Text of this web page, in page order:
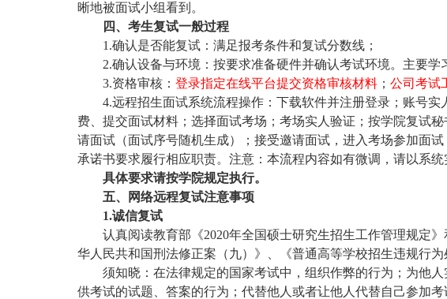
晰地被面试小组看到。
四、考生复试一般过程
1.确认是否能复试：满足报考条件和复试分数线；
2.确认设备与环境：按要求准备硬件并确认考试环境。主要
3.资格审核： 登录指定在线平台提交资格审核材料 ； 公司考试
4.远程招生面试系统流程操作：下载软件并注册登录；账号
费、提交面试材料；选择面试考场；考场实人验证；按学院复试
请面试（面试序号随机生成）；接受邀请面试，进入考场参加面
承诺书要求履行相应职责。注意：本流程内容如有微调，请以系统
具体要求请按学院规定执行。
五、网络远程复试注意事项
1.诚信复试
认真阅读教育部《2020年全国硕士研究生招生工作管理规定
华人民共和国刑法修正案（九）》、《普通高等学校招生违规行
须知晓：在法律规定的国家考试中，组织作弊的行为；为他
供考试的试题、答案的行为；代替他人或者让他人代替自己参加